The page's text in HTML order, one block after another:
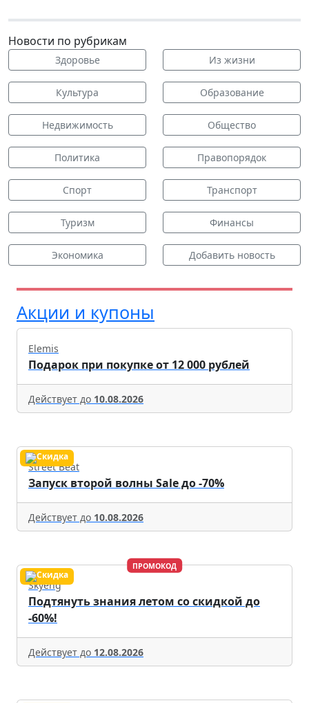
Новости по рубрикам
Здоровье Из жизни
Культура Образование
Недвижимость Общество
Политика Правопорядок
Спорт Транспорт
Туризм Финансы
Экономика Добавить новость
Акции и купоны
Elemis
Подарок при покупке от 12 000 рублей
Действует до 10.08.2026
Street Beat
Запуск второй волны Sale до -70%
Действует до 10.08.2026
ПРОМОКОД
Skyeng
Подтянуть знания летом со скидкой до
-60%!
Действует до 12.08.2026